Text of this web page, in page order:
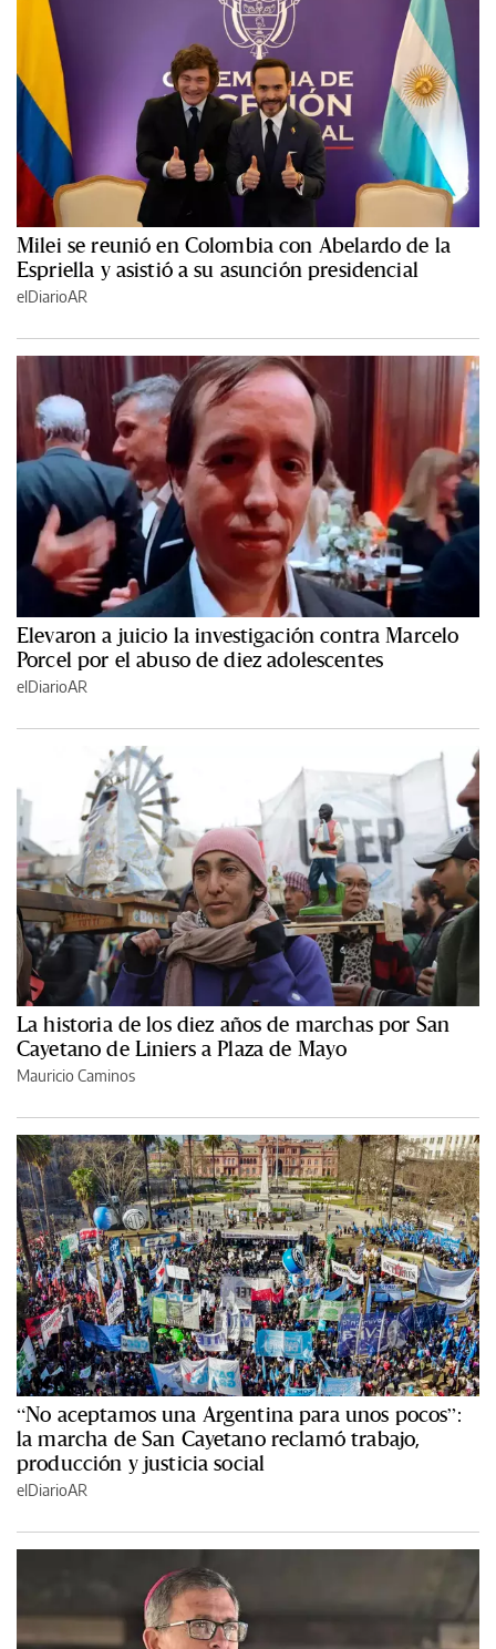
Milei se reunió en Colombia con Abelardo de la
Espriella y asistió a su asunción presidencial
elDiarioAR
Elevaron a juicio la investigación contra Marcelo
Porcel por el abuso de diez adolescentes
elDiarioAR
La historia de los diez años de marchas por San
Cayetano de Liniers a Plaza de Mayo
Mauricio Caminos
“No aceptamos una Argentina para unos pocos”:
la marcha de San Cayetano reclamó trabajo,
producción y justicia social
elDiarioAR